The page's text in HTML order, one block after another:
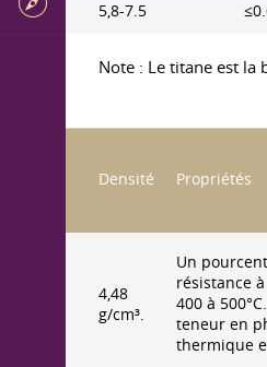
5,8-7.5
Note : Le titane est la
Densité Propriétés
4,48
g/cm³.
Un
résistance
400 à
teneur en
thermique